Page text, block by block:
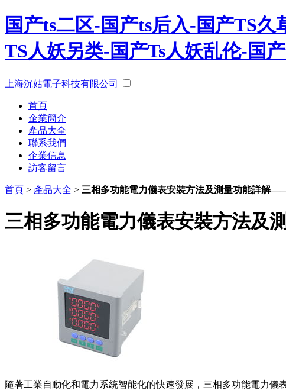
国产ts二区-国产ts后入-国产TS
TS人妖另类-国产Ts人妖乱伦-国
上海沉姑電子科技有限公司
首頁
企業簡介
產品大全
聯系我們
企業信息
訪客留言
首頁 > 產品大全 > 三相多功能電力儀表安裝方法及測量功能詳解
三相多功能電力儀表安裝方法及
隨著工業自動化和電力系統智能化的快速發展，三相多功能電力儀